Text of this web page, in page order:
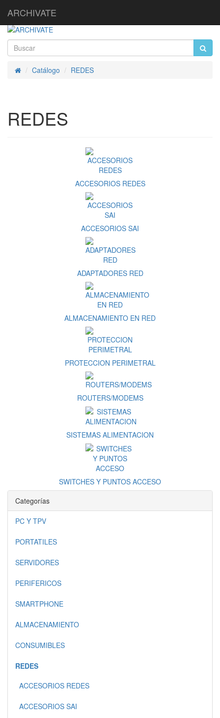
ARCHIVATE
InicioCatálogo REDES
REDES
ACCESORIOS REDES
ACCESORIOS SAI
ADAPTADORES RED
ALMACENAMIENTO EN RED
PROTECCION PERIMETRAL
ROUTERS/MODEMS
SISTEMAS ALIMENTACION
SWITCHES Y PUNTOS ACCESO
Categorías
PC Y TPV
PORTATILES
SERVIDORES
PERIFERICOS
SMARTPHONE
ALMACENAMIENTO
CONSUMIBLES
REDES
ACCESORIOS REDES
ACCESORIOS SAI